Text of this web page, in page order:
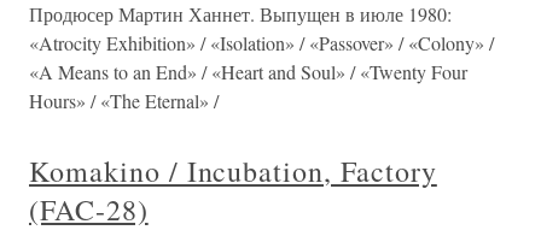
Продюсер Мартин Ханнет. Выпущен в июле 1980:
«Atrocity Exhibition» / «Isolation» / «Passover» / «Colony» /
«A Means to an End» / «Heart and Soul» / «Twenty Four
Hours» / «The Eternal» /
Komakino / Incubation, Factory
(FAC-28)